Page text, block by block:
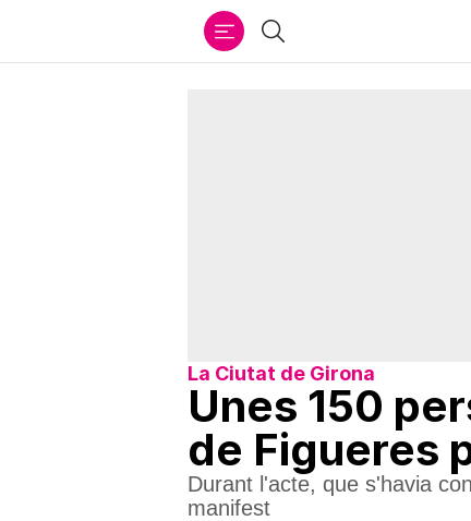
Cercar
La Ciutat de Girona
Unes 150
de Figueres
Durant l'acte, que s'havia
manifest